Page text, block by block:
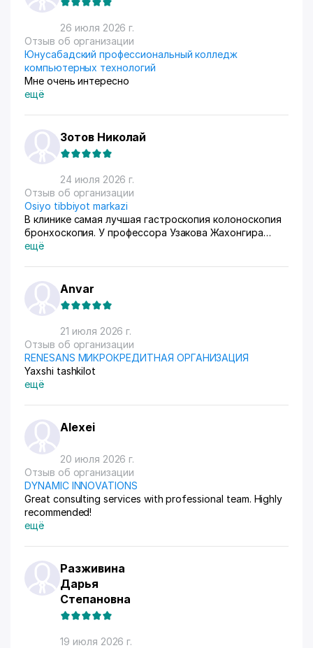
любят) За продажами следим через приложение, оно
очень помогает все контролировать, да и удобное
само по себе
26 июля 2026 г.
Отзыв об организации
Юнусабадский профессиональный колледж
компьютерных технологий
Мне очень интересно
ещё
Зотов Николай
24 июля 2026 г.
Отзыв об организации
Osiyo tibbiyot markazi
В клинике самая лучшая гастроскопия колоноскопия
бронхоскопия. У профессора Узакова Жахонгира
Низамовича.
ещё
Anvar
21 июля 2026 г.
Отзыв об организации
RENESANS МИКРОКРЕДИТНАЯ ОРГАНИЗАЦИЯ
Yaxshi tashkilot
ещё
Alexei
20 июля 2026 г.
Отзыв об организации
DYNAMIC INNOVATIONS
Great consulting services with professional team. Highly
recommended!
ещё
Разживина
Дарья
Степановна
19 июля 2026 г.